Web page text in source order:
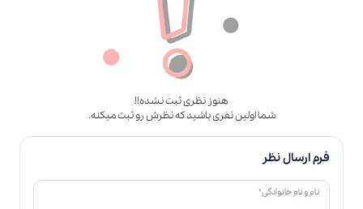
هنوز نظری ثبت نشده!!
شما اولین نفری باشید که نظرش رو ثبت میکنه.
فرم ارسال نظر
نام و نام خانوادگی*